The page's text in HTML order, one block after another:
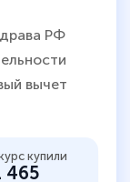
РФ
вычет
купили
465